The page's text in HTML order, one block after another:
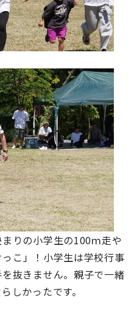
りの小学生の100ｍ走や
こ 」！小学生は学校行事
抜きません。親子で一緒
しかったです。